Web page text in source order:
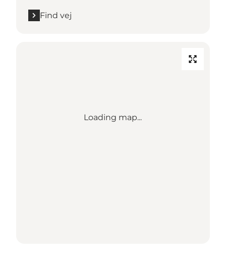
Find vej
Loading map...